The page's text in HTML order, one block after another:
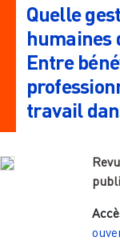
Quelle
humaines
Entre
travail